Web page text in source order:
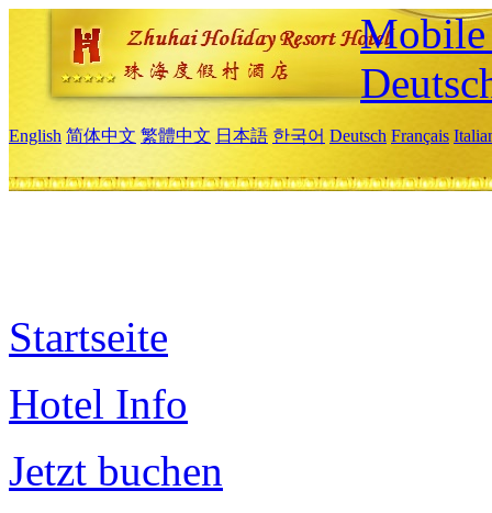
Mobile
English 简体中文 繁體中文 日本語 한국어 Deutsch Français
Startseite
Hotel Info
Jetzt buchen